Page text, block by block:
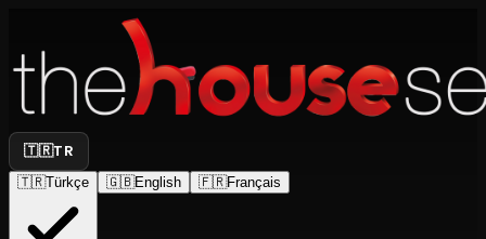
🇹🇷TR
🇹🇷Türkçe 🇬🇧English 🇫🇷Français